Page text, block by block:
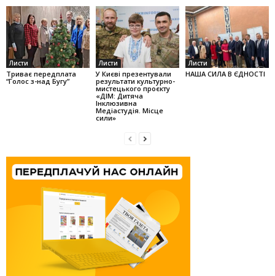
Листи
Триває передплата
“Голос з-над Бугу”
Листи
У Києві презентували
результати культурно-
мистецького проєкту
«ДІМ: Дитяча
Інклюзивна
Медіастудія. Місце
сили»
Листи
НАША СИЛА В ЄДНОСТІ